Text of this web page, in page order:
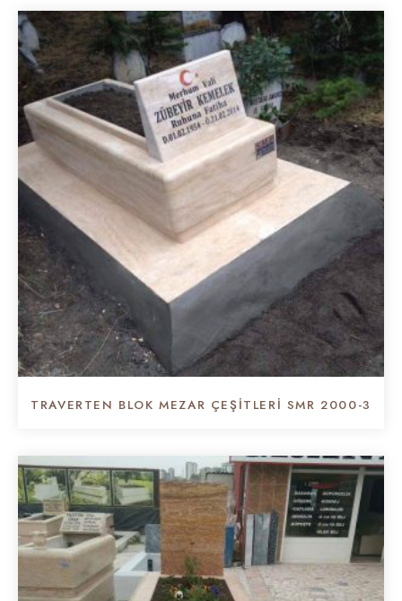
TRAVERTEN BLOK MEZAR ÇEŞİTLERİ SMR 2000-3